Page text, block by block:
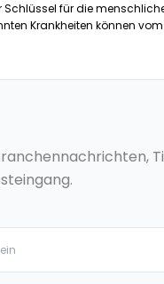
Schlüssel für die
Krankheiten können